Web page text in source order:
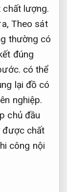
chất lượng.
Theo sát
thường có
đúng
có thể
lại đồ có
nghiệp.
chủ đầu
được chất
công nội